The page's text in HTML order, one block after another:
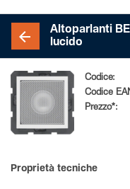
Altoparlanti
lucido
Codice:
Codice
Prezzo*:
Proprietà tecniche